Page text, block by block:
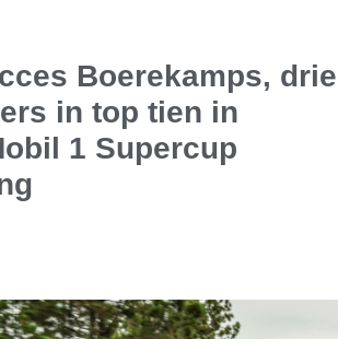
Boerekamps, drie
in top tien in
1 Supercup